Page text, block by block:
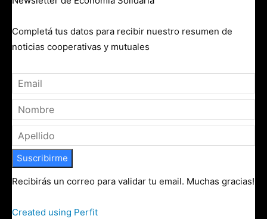
Completá tus datos para recibir nuestro resumen de
noticias cooperativas y mutuales
Suscribirme
Recibirás un correo para validar tu email. Muchas gracias!
Created using Perfit